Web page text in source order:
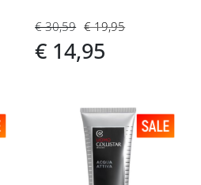
€ 30,59
€ 14,95
€ 19,95
Voeg